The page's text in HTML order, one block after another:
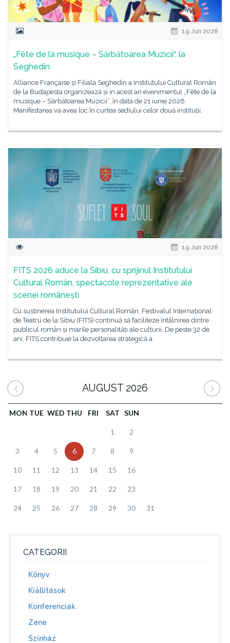
19 Jun 2026
„Fête de la musique – Sărbătoarea Muzicii“, la
Seghedin
Alliance Française și Filiala Seghedin a Institutului Cultural Român
de la Budapesta organizează și în acest an evenimentul „Fête de la
musique – Sărbătoarea Muzicii“, în data de 21 iunie 2026.
Manifestarea va avea loc în curtea sediului celor două instituții,
19 Jun 2026
FITS 2026 aduce la Sibiu, cu sprijinul Institutului
Cultural Român, spectacole reprezentative ale
scenei românești
Cu susținerea Institutului Cultural Român, Festivalul Internațional
de Teatru de la Sibiu (FITS) continuă să faciliteze întâlnirea dintre
publicul român și marile personalități ale culturii. De peste 32 de
ani, FITS contribuie la dezvoltarea strategică a
AUGUST 2026
MON TUE WED THU FRI SAT SUN
1 2
3 4 5 6 7 8 9
10 11 12 13 14 15 16
17 18 19 20 21 22 23
24 25 26 27 28 29 30 31
CATEGORII
Könyv
Kiállítások
Konferenciák
Zene
Színház